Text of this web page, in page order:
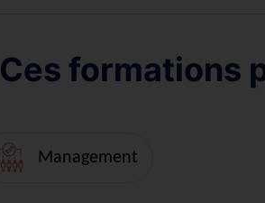
Ces formations
Management